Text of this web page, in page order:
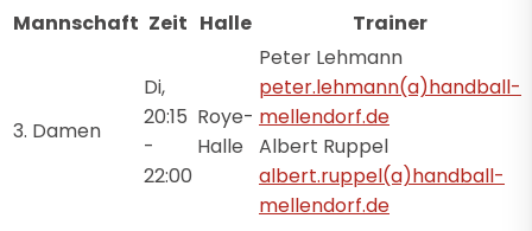
Mannschaft Zeit Halle Trainer
3. Damen
Di,
20:15
-
22:00
Roye-
Halle
Peter Lehmann
peter.lehmann(a)handball-
mellendorf.de
Albert Ruppel
albert.ruppel(a)handball-
mellendorf.de